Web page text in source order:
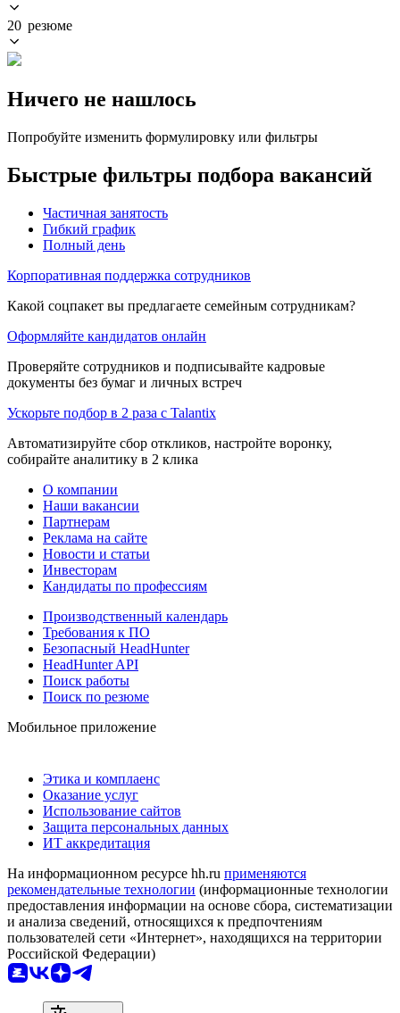
20 резюме
Ничего не нашлось
Попробуйте изменить формулировку или фильтры
Быстрые фильтры подбора вакансий
Частичная занятость
Гибкий график
Полный день
Корпоративная поддержка сотрудников
Какой соцпакет вы предлагаете семейным сотрудникам?
Оформляйте кандидатов онлайн
Проверяйте сотрудников и подписывайте кадровые
документы без бумаг и личных встреч
Ускорьте подбор в 2 раза с Talantix
Автоматизируйте сбор откликов, настройте воронку,
собирайте аналитику в 2 клика
О компании
Наши вакансии
Партнерам
Реклама на сайте
Новости и статьи
Инвесторам
Кандидаты по профессиям
Производственный календарь
Требования к ПО
Безопасный HeadHunter
HeadHunter API
Поиск работы
Поиск по резюме
Мобильное приложение
Этика и комплаенс
Оказание услуг
Использование сайтов
Защита персональных данных
ИТ аккредитация
На информационном ресурсе hh.ru применяются
рекомендательные технологии (информационные технологии
предоставления информации на основе сбора, систематизации
и анализа сведений, относящихся к предпочтениям
пользователей сети «Интернет», находящихся на территории
Российской Федерации)